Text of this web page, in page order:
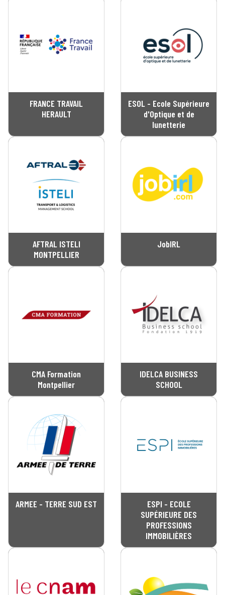
FRANCE TRAVAIL
HERAULT
ESOL - Ecole Supérieure
d'Optique et de
lunetterie
AFTRAL ISTELI
MONTPELLIER
JobIRL
CMA Formation
Montpellier
IDELCA BUSINESS
SCHOOL
ARMEE - TERRE SUD EST
ESPI - ECOLE
SUPÉRIEURE DES
PROFESSIONS
IMMOBILIÈRES